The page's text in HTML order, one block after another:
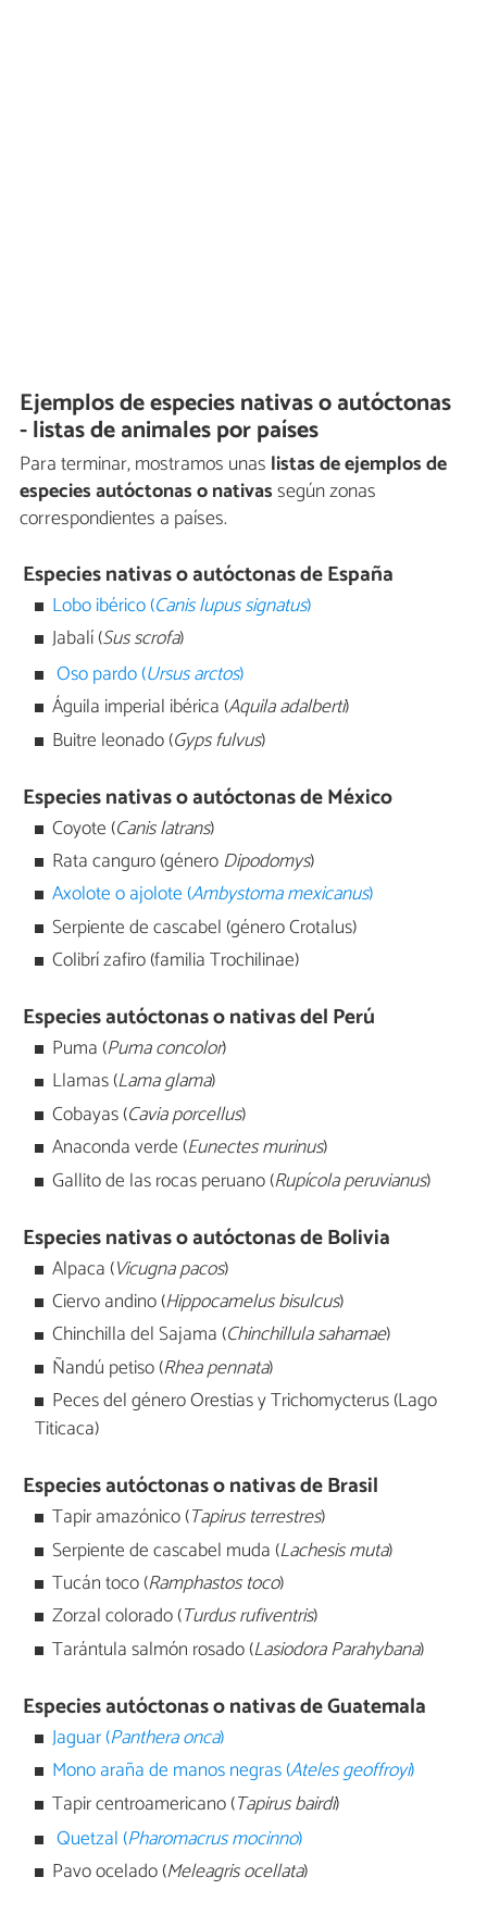
Ejemplos de especies nativas o autóctonas
- listas de animales por países
Para terminar, mostramos unas listas de ejemplos de
especies autóctonas o nativassegún zonas
correspondientes a países.
Especies nativas o autóctonas de España
Lobo ibérico (Canis lupus signatus)
Jabalí (Sus scrofa)
Oso pardo (Ursus arctos)
Águila imperial ibérica (Aquila adalberti)
Buitre leonado (Gyps fulvus)
Especies nativas o autóctonas de México
Coyote (Canis latrans)
Rata canguro (géneroDipodomys)
Axolote o ajolote (Ambystoma mexicanus)
Serpiente de cascabel (género Crotalus)
Colibrí zafiro (familia Trochilinae)
Especies autóctonas o nativas del Perú
Puma (Puma concolor)
Llamas (Lama glama)
Cobayas (Cavia porcellus)
Anaconda verde (Eunectes murinus)
Gallito de las rocas peruano (Rupícola peruvianus)
Especies nativas o autóctonas de Bolivia
Alpaca (Vicugna pacos)
Ciervo andino (Hippocamelus bisulcus)
Chinchilla del Sajama (Chinchillula sahamae)
Ñandú petiso (Rhea pennata)
Peces del género Orestias y Trichomycterus (Lago
Titicaca)
Especies autóctonas o nativas de Brasil
Tapir amazónico (Tapirus terrestres)
Serpiente de cascabel muda (Lachesis muta)
Tucán toco (Ramphastos toco)
Zorzal colorado (Turdus rufiventris)
Tarántula salmón rosado (Lasiodora Parahybana)
Especies autóctonas o nativas de Guatemala
Jaguar (Panthera onca)
Mono araña de manos negras (Ateles geoffroyi)
Tapir centroamericano (Tapirus bairdi)
Quetzal (Pharomacrus mocinno)
Pavo ocelado (Meleagris ocellata)